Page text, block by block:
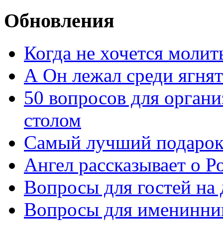
Обновления
Когда не хочется
А Он лежал среди ягнят
50 вопросов для
столом
Самый лучший
Ангел рассказывает о
Вопросы для гостей
Вопросы для